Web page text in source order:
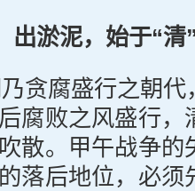
出淤泥，始于“清
贪腐盛行之朝
腐败之风盛行，
散。甲午战争的
落后地位，必须